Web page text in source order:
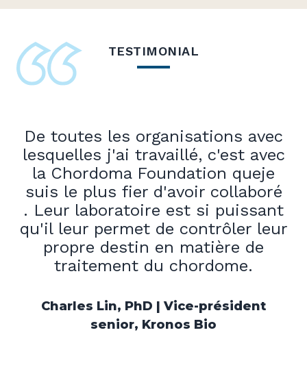
TESTIMONIAL
De toutes les organisations avec
lesquelles j'ai travaillé, c'est avec
la Chordoma Foundation queje
suis le plus fier d'avoir collaboré
. Leur laboratoire est si puissant
qu'il leur permet de contrôler leur
propre destin en matière de
traitement du chordome.
Charles Lin, PhD | Vice-président
senior, Kronos Bio